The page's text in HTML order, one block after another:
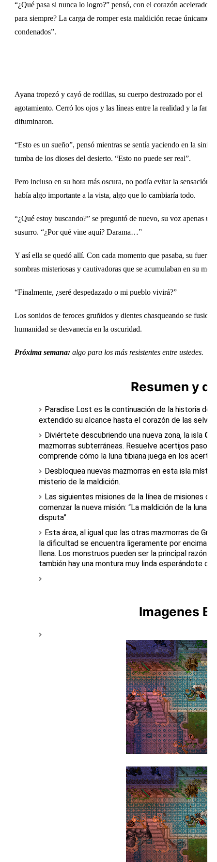
“¿Qué pasa si nunca lo logro?” pensó, con el corazón acelerado
para siempre? La carga de romper esta maldición recae
condenados”.
Ayana tropezó y cayó de rodillas, su cuerpo destrozado por el
agotamiento. Cerró los ojos y las líneas entre la realidad y la
difuminaron.
“Esto es un sueño”, pensó mientras se sentía yaciendo en la
tumba de los dioses del desierto. “Esto no puede ser real”.
Pero incluso en su hora más oscura, no podía evitar la sensación
había algo importante a la vista, algo que lo cambiaría todo.
“¿Qué estoy buscando?” se preguntó de nuevo, su voz apenas un
susurro. “¿Por qué vine aquí? Darama…”
Y así ella se quedó allí. Con cada momento que pasaba, su
sombras misteriosas y cautivadoras que se acumulaban en su
“Finalmente, ¿seré despedazado o mi pueblo vivirá?”
Los sonidos de feroces gruñidos y dientes chasqueando se
humanidad se desvanecía en la oscuridad.
Próxima semana: algo para los más resistentes entre ustedes.
Resumen y
Paradise Lost es la continuación de la historia de
extendido su alcance hasta el corazón de las
Diviértete descubriendo una nueva zona, la isla
mazmorras subterráneas. Resuelve acertijos paso
comprende cómo la luna tibiana juega en los
Desbloquea nuevas mazmorras en esta isla
misterio de la maldición.
Las siguientes misiones de la línea de misiones
comenzar la nueva misión: “La maldición de la luna
disputa”.
Esta área, al igual que las otras mazmorras de
la dificultad se encuentra ligeramente por encima
llena. Los monstruos pueden ser la principal razón
también hay una montura muy linda esperándote
Imagenes